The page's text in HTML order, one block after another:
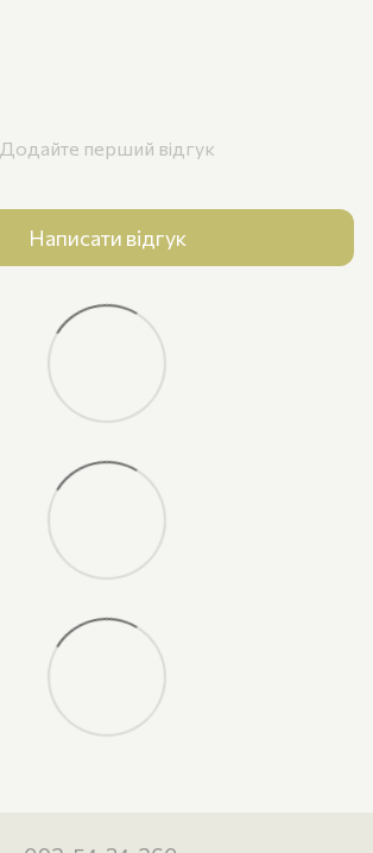
Додайте перший відгук
Написати відгук